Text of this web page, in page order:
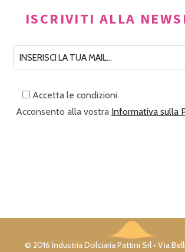
ISCRIVITI ALLA
Accetta le condizioni
Acconsento alla vostra Informativa sulla
© 2016 Industria Dolciaria Pattini Srl • Via